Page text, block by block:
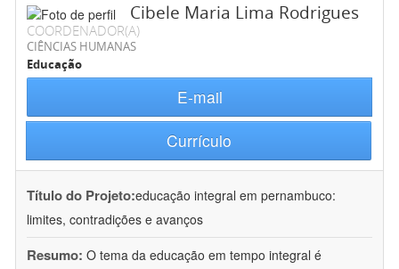
Cibele Maria Lima Rodrigues
COORDENADOR(A)
CIÊNCIAS HUMANAS
Educação
E-mail
Currículo
Título do Projeto:educação integral em pernambuco:
limites, contradições e avanços
Resumo: O tema da educação em tempo integral é